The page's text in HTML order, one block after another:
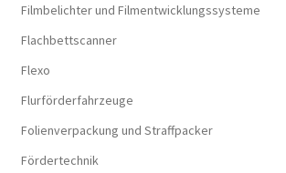
Filmbelichter und Filmentwicklungssysteme
Flachbettscanner
Flexo
Flurförderfahrzeuge
Folienverpackung und Straffpacker
Fördertechnik